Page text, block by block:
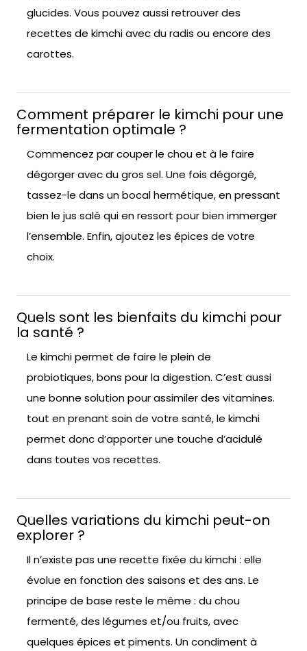
glucides. Vous pouvez aussi retrouver des
recettes de kimchi avec du radis ou encore des
carottes.
Comment préparer le kimchi pour une
fermentation optimale ?
Commencez par couper le chou et à le faire
dégorger avec du gros sel. Une fois dégorgé,
tassez-le dans un bocal hermétique, en pressant
bien le jus salé qui en ressort pour bien immerger
l’ensemble. Enfin, ajoutez les épices de votre
choix.
Quels sont les bienfaits du kimchi pour
la santé ?
Le kimchi permet de faire le plein de
probiotiques, bons pour la digestion. C’est aussi
une bonne solution pour assimiler des vitamines.
tout en prenant soin de votre santé, le kimchi
permet donc d’apporter une touche d’acidulé
dans toutes vos recettes.
Quelles variations du kimchi peut-on
explorer ?
Il n’existe pas une recette fixée du kimchi : elle
évolue en fonction des saisons et des ans. Le
principe de base reste le même : du chou
fermenté, des légumes et/ou fruits, avec
quelques épices et piments. Un condiment à